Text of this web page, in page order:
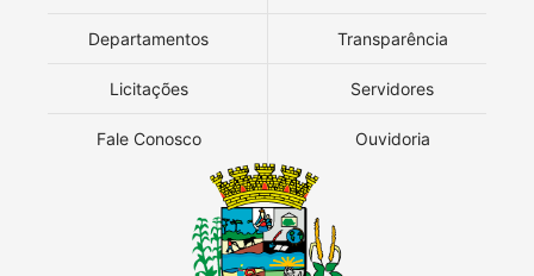
Departamentos Transparência
Licitações Servidores
Fale Conosco Ouvidoria